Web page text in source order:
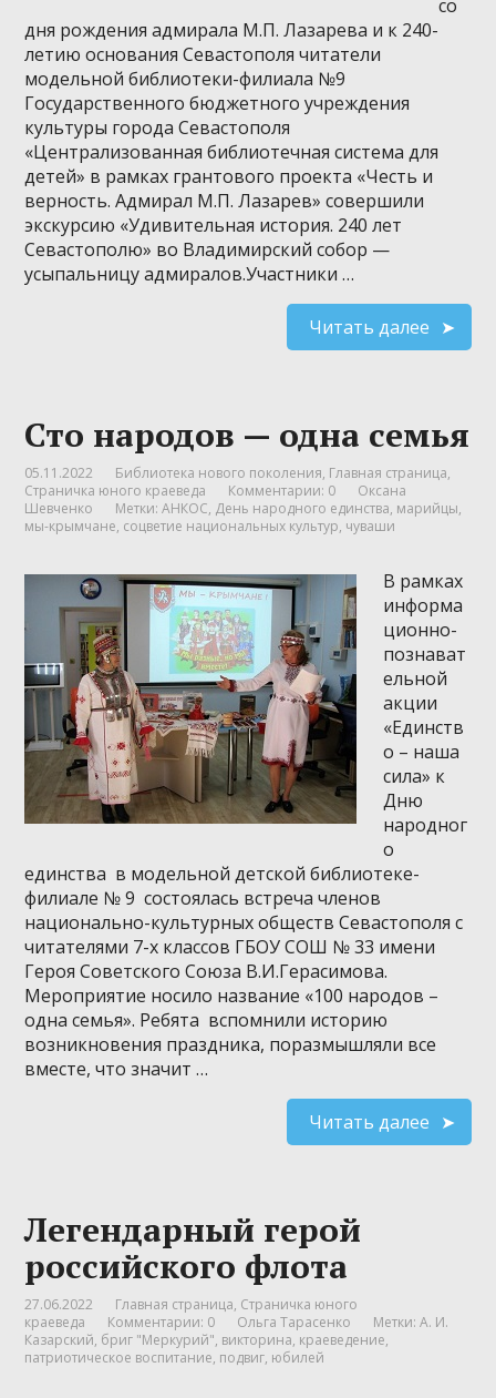
со
дня рождения адмирала М.П. Лазарева и к 240-
летию основания Севастополя читатели
модельной библиотеки-филиала №9
Государственного бюджетного учреждения
культуры города Севастополя
«Централизованная библиотечная система для
детей» в рамках грантового проекта «Честь и
верность. Адмирал М.П. Лазарев» совершили
экскурсию «Удивительная история. 240 лет
Севастополю» во Владимирский собор —
усыпальницу адмиралов.Участники …
Читать далее
Сто народов — одна семья
05.11.2022 Библиотека нового поколения, Главная страница,
Страничка юного краеведа
Комментарии: 0
Оксана
Шевченко
Метки:АНКОС, День народного единства, марийцы,
мы-крымчане, соцветие национальных культур, чуваши
В рамках
информа
ционно-
познават
ельной
акции
«Единств
о – наша
сила» к
Дню
народног
о
единства в модельной детской библиотеке-
филиале № 9 состоялась встреча членов
национально-культурных обществ Севастополя с
читателями 7-х классов ГБОУ СОШ № 33 имени
Героя Советского Союза В.И.Герасимова.
Мероприятие носило название «100 народов –
одна семья». Ребята вспомнили историю
возникновения праздника, поразмышляли все
вместе, что значит …
Читать далее
Легендарный герой
российского флота
27.06.2022 Главная страница, Страничка юного
краеведа
Комментарии: 0 Ольга Тарасенко Метки:А. И.
Казарский, бриг "Меркурий", викторина, краеведение,
патриотическое воспитание, подвиг, юбилей